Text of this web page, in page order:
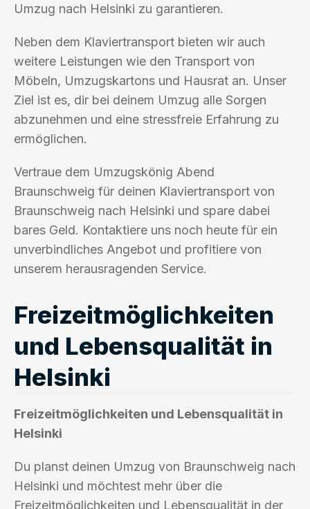
Umzug nach Helsinki zu garantieren.
Neben dem Klaviertransport bieten wir auch
weitere Leistungen wie den Transport von
Möbeln, Umzugskartons und Hausrat an. Unser
Ziel ist es, dir bei deinem Umzug alle Sorgen
abzunehmen und eine stressfreie Erfahrung zu
ermöglichen.
Vertraue dem Umzugskönig Abend
Braunschweig für deinen Klaviertransport von
Braunschweig nach Helsinki und spare dabei
bares Geld. Kontaktiere uns noch heute für ein
unverbindliches Angebot und profitiere von
unserem herausragenden Service.
Freizeitmöglichkeiten
und Lebensqualität in
Helsinki
Freizeitmöglichkeiten und Lebensqualität in
Helsinki
Du planst deinen Umzug von Braunschweig nach
Helsinki und möchtest mehr über die
Freizeitmöglichkeiten und Lebensqualität in der